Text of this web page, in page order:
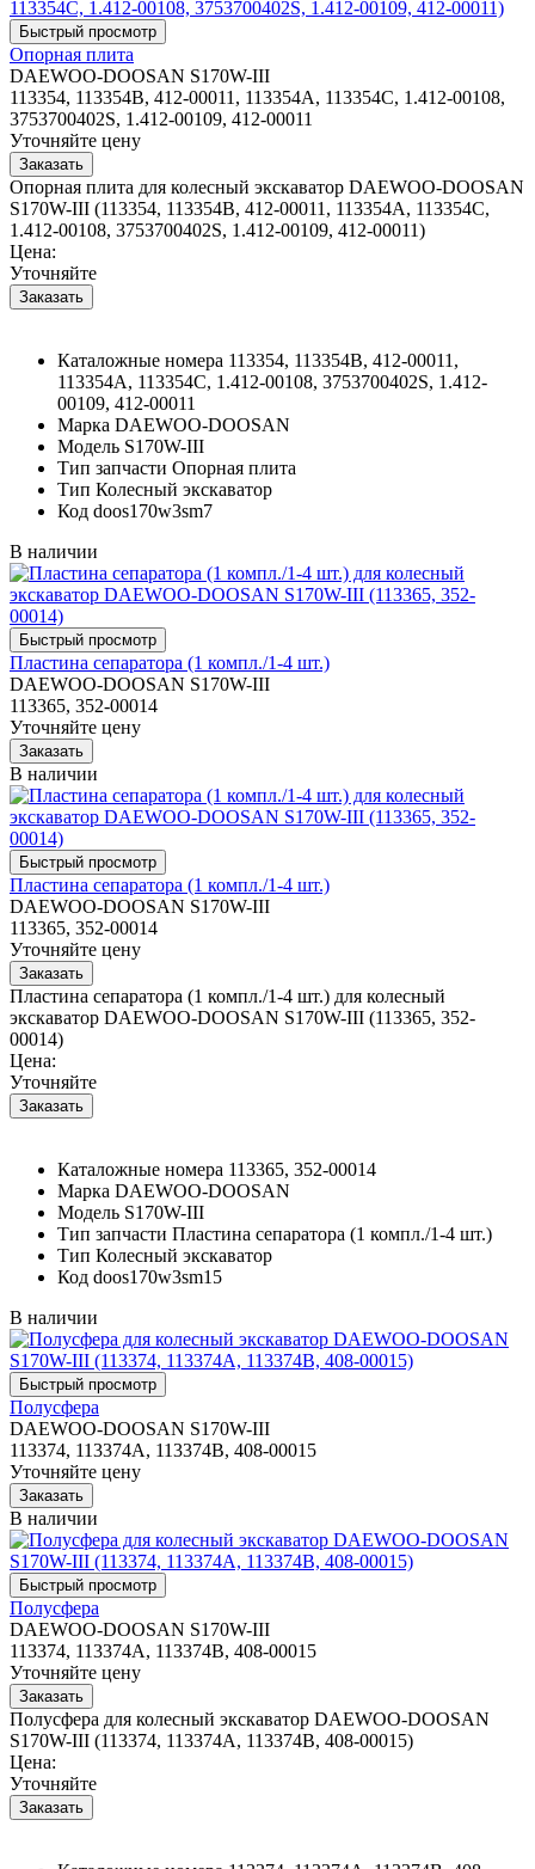
Опорная плита
DAEWOO-DOOSAN S170W-III
113354, 113354B, 412-00011, 113354A, 113354C, 1.412-00108,
3753700402S, 1.412-00109, 412-00011
Уточняйте цену
Опорная плита для колесный экскаватор DAEWOO-DOOSAN
S170W-III (113354, 113354B, 412-00011, 113354A, 113354C,
1.412-00108, 3753700402S, 1.412-00109, 412-00011)
Цена:
Уточняйте
Каталожные номера 113354, 113354B, 412-00011,
113354A, 113354C, 1.412-00108, 3753700402S, 1.412-
00109, 412-00011
Марка DAEWOO-DOOSAN
Модель S170W-III
Тип запчасти Опорная плита
Тип Колесный экскаватор
Код doos170w3sm7
В наличии
Пластина сепаратора (1 компл./1-4 шт.)
DAEWOO-DOOSAN S170W-III
113365, 352-00014
Уточняйте цену
В наличии
Пластина сепаратора (1 компл./1-4 шт.)
DAEWOO-DOOSAN S170W-III
113365, 352-00014
Уточняйте цену
Пластина сепаратора (1 компл./1-4 шт.) для колесный
экскаватор DAEWOO-DOOSAN S170W-III (113365, 352-
00014)
Цена:
Уточняйте
Каталожные номера 113365, 352-00014
Марка DAEWOO-DOOSAN
Модель S170W-III
Тип запчасти Пластина сепаратора (1 компл./1-4 шт.)
Тип Колесный экскаватор
Код doos170w3sm15
В наличии
Полусфера
DAEWOO-DOOSAN S170W-III
113374, 113374A, 113374B, 408-00015
Уточняйте цену
В наличии
Полусфера
DAEWOO-DOOSAN S170W-III
113374, 113374A, 113374B, 408-00015
Уточняйте цену
Полусфера для колесный экскаватор DAEWOO-DOOSAN
S170W-III (113374, 113374A, 113374B, 408-00015)
Цена:
Уточняйте